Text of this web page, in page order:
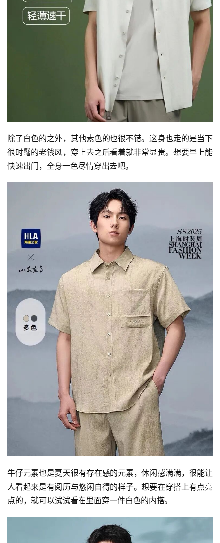
除了白色的之外，其他素色的也很不错。这身也走的是当下
很时髦的老钱风，穿上去之后看着就非常显贵。想要早上能
快速出门，全身一色尽情穿出去吧。
牛仔元素也是夏天很有存在感的元素，休闲感满满，很能让
人看起来是有阅历与悠闲自得的样子。想要在穿搭上有点亮
点的，就可以试试看在里面穿一件白色的内搭。